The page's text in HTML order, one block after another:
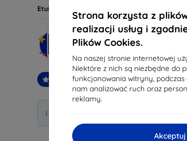
Strona korzysta z
realizacji usług i
Plików Cookies.
Na naszej stronie internetowej
Niektóre z nich są niezbędne do
funkcjonowania witryny,
nam analizować ruch oraz
reklamy.
Akceptuj
Etui do ładowania
Szybkie wyszukiwanie
Polecane Najbardziej sprzedawane
I did not find any active products.